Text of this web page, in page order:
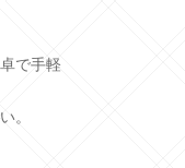
で手軽
。